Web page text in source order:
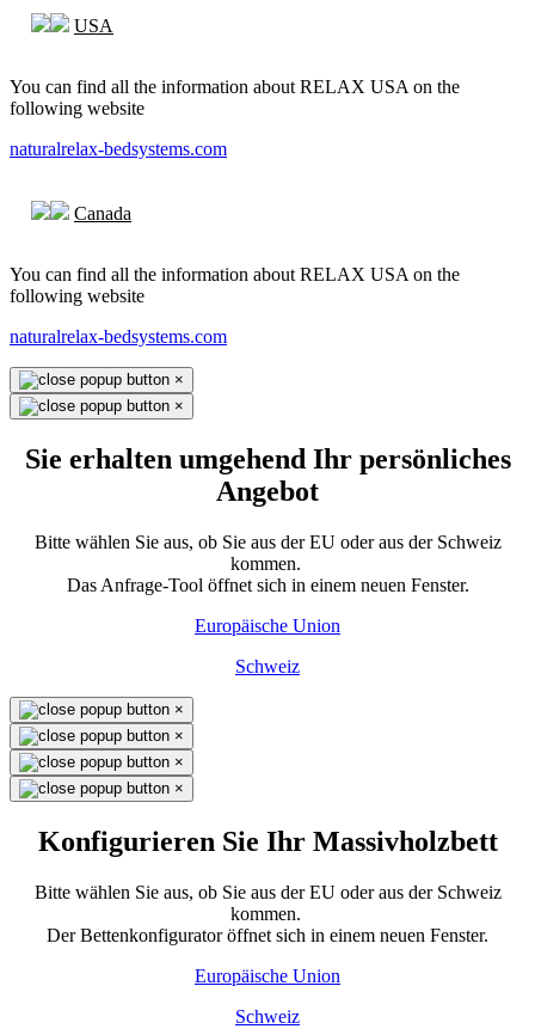
USA
You can find all the information about RELAX USA on the
following website
naturalrelax-bedsystems.com
Canada
You can find all the information about RELAX USA on the
following website
naturalrelax-bedsystems.com
×
×
Sie erhalten umgehend Ihr persönliches
Angebot
Bitte wählen Sie aus, ob Sie aus der EU oder aus der Schweiz
kommen.
Das Anfrage-Tool öffnet sich in einem neuen Fenster.
Europäische Union
Schweiz
×
×
×
×
Konfigurieren Sie Ihr Massivholzbett
Bitte wählen Sie aus, ob Sie aus der EU oder aus der Schweiz
kommen.
Der Bettenkonfigurator öffnet sich in einem neuen Fenster.
Europäische Union
Schweiz